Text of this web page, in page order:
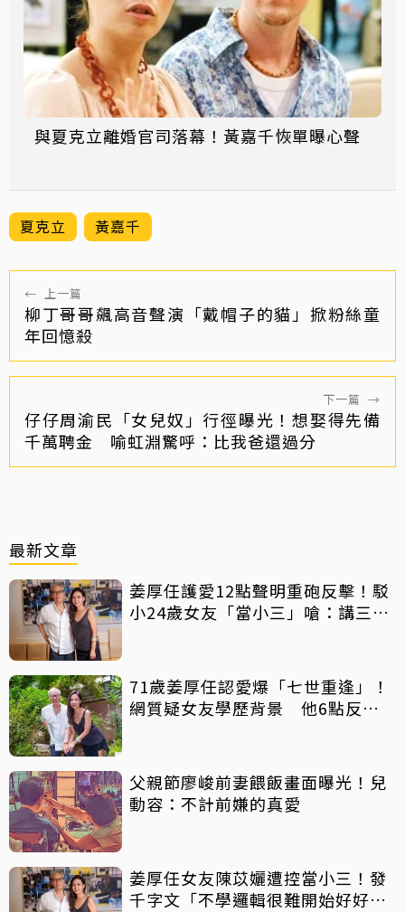
與夏克立離婚官司落幕！黃嘉千恢單曝心聲
夏克立 黃嘉千
← 上一篇
柳丁哥哥飆高音聲演「戴帽子的貓」掀粉絲童
年回憶殺
下一篇 →
仔仔周渝民「女兒奴」行徑曝光！想娶得先備
千萬聘金 喻虹淵驚呼：比我爸還過分
最新文章
姜厚任護愛12點聲明重砲反擊！駁
小24歲女友「當小三」嗆：講三
71歲姜厚任認愛爆「七世重逢」！
網質疑女友學歷背景 他6點反
父親節廖峻前妻餵飯畫面曝光！兒
動容：不計前嫌的真愛
姜厚任女友陳苡孋遭控當小三！發
千字文「不學邏輯很難開始好好